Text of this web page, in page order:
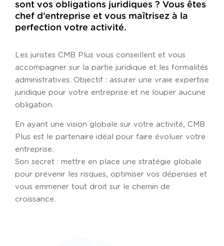
NOS AGENCES
Metz
CABINET DIGITAL
ACTUS ET CHIFFRES UTILES
RECRUTEMENT
BLOG
CONTACT
sont vos obligations juridiques ? Vous êtes
chef d’entreprise et vous maîtrisez à la
perfection votre activité.
Les juristes CMB Plus vous conseillent et vous
accompagner sur la partie juridique et les formalités
administratives. Objectif : assurer une vraie expertise
juridique pour votre entreprise et ne louper aucune
obligation.
En ayant une vision globale sur votre activité, CMB
Plus est le partenaire idéal pour faire évoluer votre
entreprise.
Son secret : mettre en place une stratégie globale
pour prévenir les risques, optimiser vos dépenses et
vous emmener tout droit sur le chemin de
croissance.